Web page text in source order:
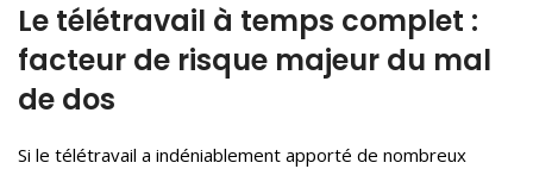
Le télétravail à temps complet :
facteur de risque majeur du mal
de dos
Si le télétravail a indéniablement apporté de nombreux